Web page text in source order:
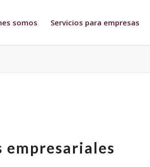
somos Servicios para empresas
empresariales